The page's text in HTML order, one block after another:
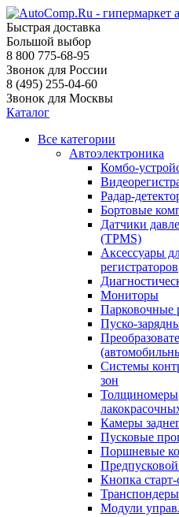
Быстрая доставка
Большой выбор
8 800 775-68-95
Звонок для России
8 (495) 255-04-60
Звонок для Москвы
Каталог
Все категории
Автоэлектроника
Комбо-
Радар-
Бортовые
Датчики
(TPMS)
Аксессуары
регистраторов
Мониторы
Парковочные
Пуско-
Системы
зон
Толщиномеры
Камеры
Пусковые
Поршневые
Предпусковой
Кнопка старт-
Транспондеры
Модули